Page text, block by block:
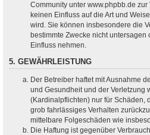
Community unter www.phpbb.de
keinen Einfluss auf die Art und
wird. Sie können insbesondere die
bestimmte Zwecke nicht untersagen
Einfluss nehmen.
5. GEWÄHRLEISTUNG
Der Betreiber haftet mit Ausnahme
und Gesundheit und der Verletzung
(Kardinalpflichten) nur für Schäden,
grob fahrlässiges Verhalten
mittelbare Folgeschäden wie
Die Haftung ist gegenüber